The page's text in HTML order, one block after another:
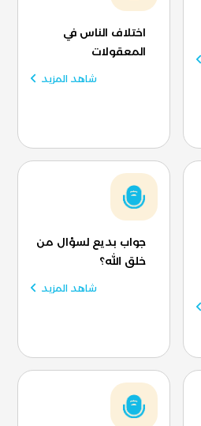
اختلاف الناس في
المعقولات
شاهد المزيد
جواب بديع لسؤال من
خلق الله؟
شاهد المزيد